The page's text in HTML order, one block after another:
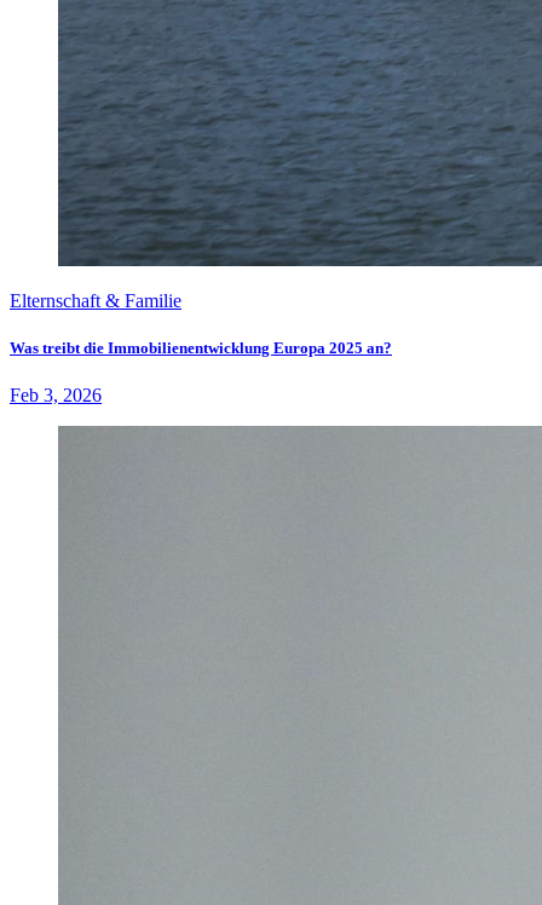
Elternschaft & Familie
Was treibt die Immobilienentwicklung Europa 2025 an?
Feb 3, 2026